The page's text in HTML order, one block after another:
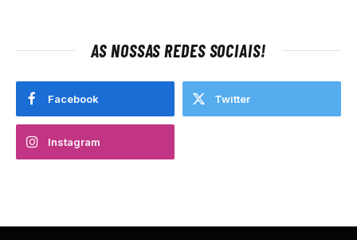
AS NOSSAS REDES SOCIAIS!
Facebook Twitter
Instagram